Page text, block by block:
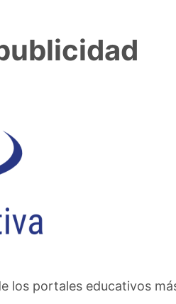
los portales educativos